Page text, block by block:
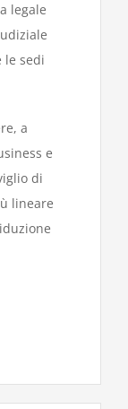
legale
le sedi
a
e
di
lineare